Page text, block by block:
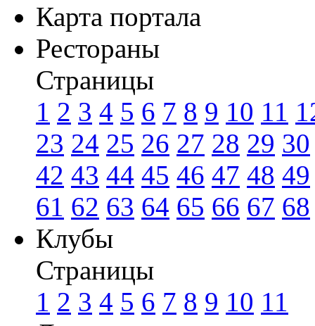
Карта портала
Рестораны
Страницы
1 2 3 4 5 6 7 8 9 10 11
23 24 25 26 27 28 29 30
42 43 44 45 46 47 48 49
61 62 63 64 65 66 67 68
Клубы
Страницы
1 2 3 4 5 6 7 8 9 10 11